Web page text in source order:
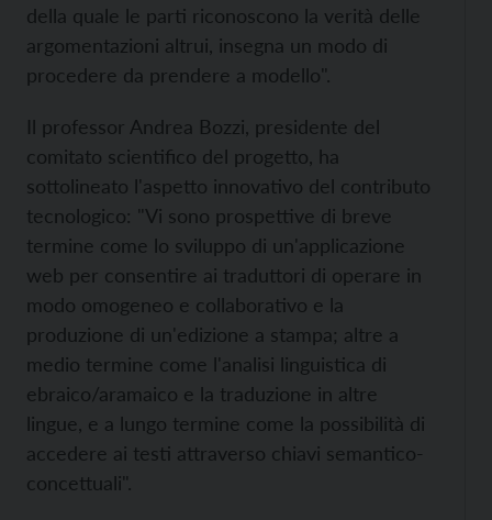
della quale le parti riconoscono la verità delle
argomentazioni altrui, insegna un modo di
procedere da prendere a modello".
Il professor Andrea Bozzi, presidente del
comitato scientifico del progetto, ha
sottolineato l'aspetto innovativo del contributo
tecnologico: "Vi sono prospettive di breve
termine come lo sviluppo di un'applicazione
web per consentire ai traduttori di operare in
modo omogeneo e collaborativo e la
produzione di un'edizione a stampa; altre a
medio termine come l'analisi linguistica di
ebraico/aramaico e la traduzione in altre
lingue, e a lungo termine come la possibilità di
accedere ai testi attraverso chiavi semantico-
concettuali".